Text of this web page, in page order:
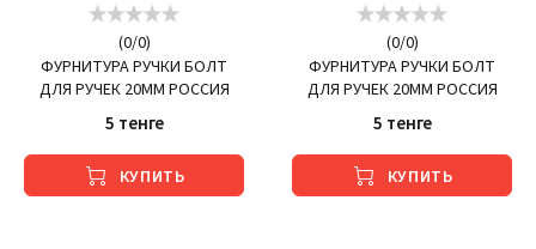
(0/0)
ФУРНИТУРА РУЧКИ БОЛТ
ДЛЯ РУЧЕК 20ММ РОССИЯ
5 тенге
КУПИТЬ
(0/0)
ФУРНИТУРА РУЧКИ БОЛТ
ДЛЯ РУЧЕК 20ММ РОССИЯ
5 тенге
КУПИТЬ